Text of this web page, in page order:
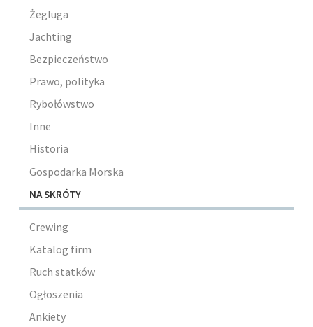
Żegluga
Jachting
Bezpieczeństwo
Prawo, polityka
Rybołówstwo
Inne
Historia
Gospodarka Morska
NA SKRÓTY
Crewing
Katalog firm
Ruch statków
Ogłoszenia
Ankiety